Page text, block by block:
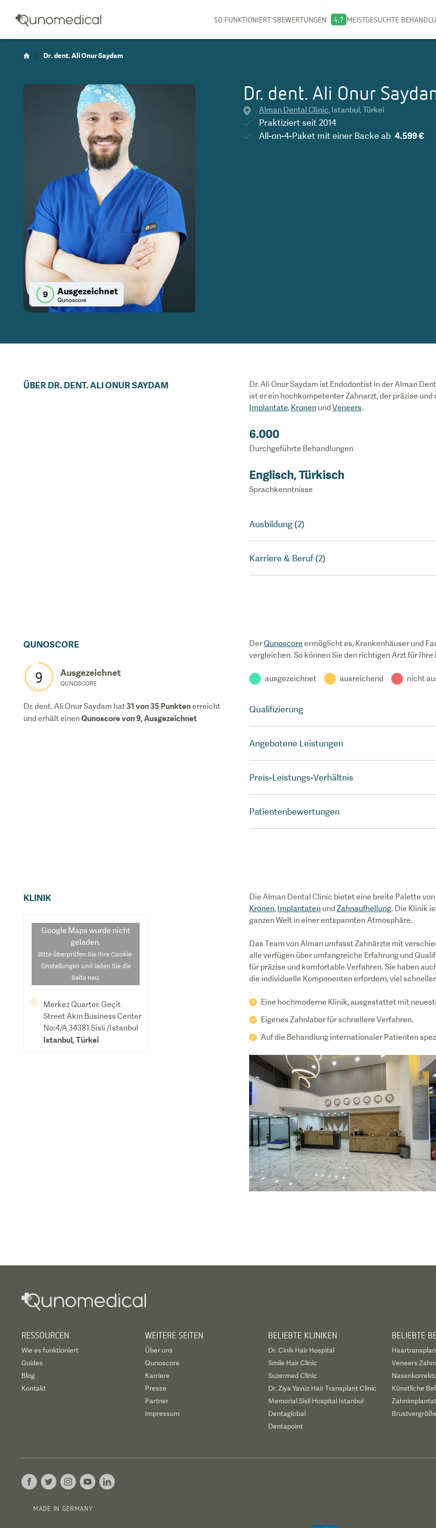
SO FUNKTIONIERT'SBEWERTUNGEN 4.7 MEISTGESUCHTE
Dr. dent. Ali Onur Saydam
9 Ausgezeichnet
Qunoscore
Dr. dent. Ali Onur
Alman Dental Clinic, Istanbul,Türkei
Praktiziert seit 2014
All-on-4-Paket mit einer Backe ab 4.599 €
ÜBER DR. DENT.ALI ONURSAYDAM
Dr. Ali Onur Saydam ist Endodontist in der Alman
ist er ein hochkompetenter Zahnarzt, der präzise
Implantate, Kronen und Veneers.
6.000
Durchgeführte Behandlungen
Englisch, Türkisch
Sprachkenntnisse
Ausbildung (2)
Karriere & Beruf (2)
QUNOSCORE
9 Ausgezeichnet
QUNOSCORE
Dr. dent. Ali Onur Saydam hat31 von 35 Punktenerreicht
und erhält einenQunoscore von9,Ausgezeichnet
DerQunoscore ermöglicht es, Krankenhäuser und
vergleichen. So können Sie den richtigen Arzt für
ausgezeichnet ausreichend nicht
Qualifizierung
Angebotene Leistungen
Preis-Leistungs-Verhältnis
Patientenbewertungen
KLINIK
Google Maps wurde nicht
geladen.
Bitte überprüfen Sie Ihre Cookie-
Einstellungen und laden Sie die
Seite neu.
Merkez Quarter. Geçit
Street Akın Business Center
No:4/A 34381 Sisli /Istanbul
Istanbul,Türkei
Die Alman Dental Clinic bietet eine breite Palette
Kronen, Implantaten und Zahnaufhellung. Die Klinik
ganzen Welt in einer entspannten Atmosphäre.
Das Team von Alman umfasst Zahnärzte mit
alle verfügen über umfangreiche Erfahrung und
für präzise und komfortable Verfahren. Sie haben
die individuelle Komponenten erfordern, viel
Eine hochmoderne Klinik, ausgestattet mit
Eigenes Zahnlabor für schnellere Verfahren.
Auf die Behandlung internationaler Patienten
RESSOURCEN
Wie es funktioniert
Guides
Blog
Kontakt
WEITERE SEITEN
Über uns
Qunoscore
Karriere
Presse
Partner
Impressum
BELIEBTE KLINIKEN
Dr. Cinik Hair Hospital
Smile Hair Clinic
Suzermed Clinic
Dr. Ziya Yavuz Hair Transplant Clinic
Memorial Sisli Hospital Istanbul
Dentaglobal
Dentapoint
BELIEBTE
Veneers
Künstliche
Zahnimplantat
MADE IN GERMANY